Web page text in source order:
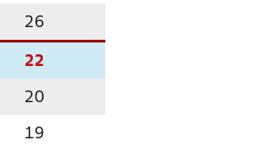
26
22
20
19